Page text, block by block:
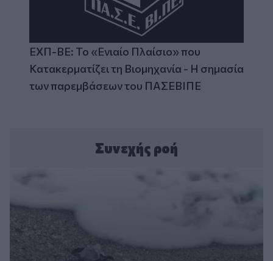
ΕΧΠ-ΒΕ: Το «Ενιαίο Πλαίσιο» που
Κατακερματίζει τη Βιομηχανία - Η σημασία
των παρεμβάσεων του ΠΑΣΕΒΙΠΕ
Συνεχής ροή